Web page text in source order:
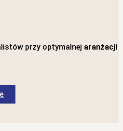
przy optymalnej aranżacji